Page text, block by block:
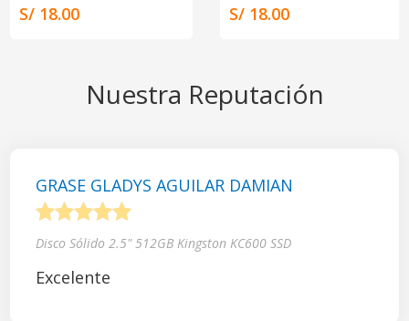
S/ 18.00 S/ 18.00
Nuestra Reputación
GRASE GLADYS AGUILAR DAMIAN
Disco Sólido 2.5" 512GB Kingston KC600 SSD
Excelente